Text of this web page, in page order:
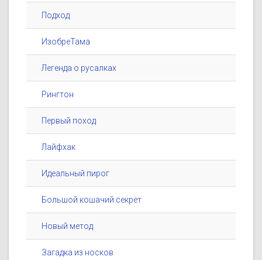
Подход
ИзобреТама
Легенда о русалках
Рингтон
Первый поход
Лайфхак
Идеальный пирог
Большой кошачий секрет
Новый метод
Загадка из носков